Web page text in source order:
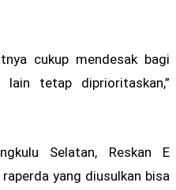
cukup mendesak bagi
tetap diprioritaskan,”
Selatan, Reskan E
yang diusulkan bisa